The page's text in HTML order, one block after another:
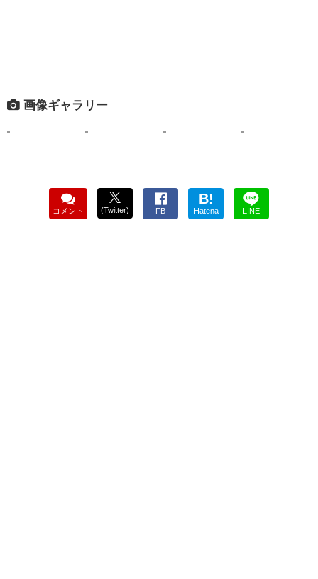
画像ギャラリー
コメント (Twitter) FB
B!
Hatena LINE